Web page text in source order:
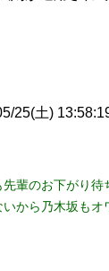
25(土)
輩のお下がり待
から乃木坂もオ